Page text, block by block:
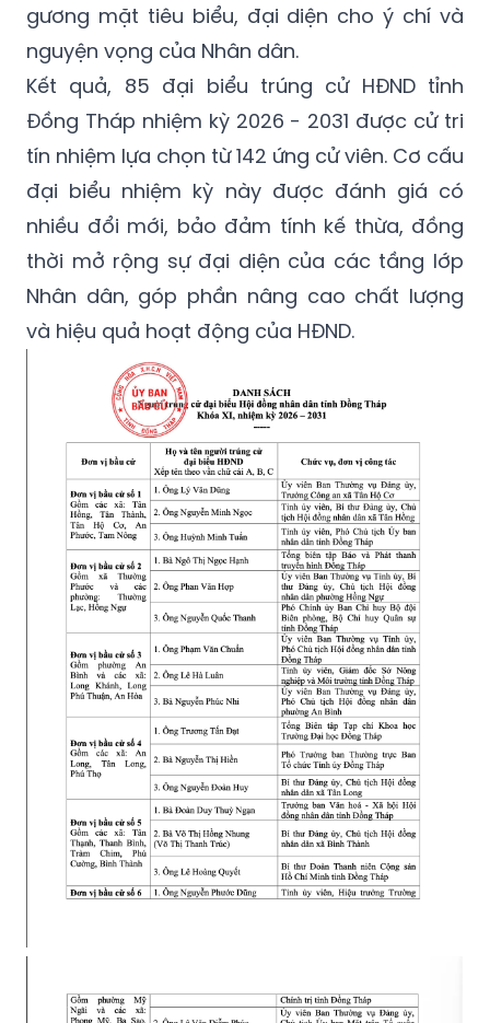
gương mặt tiêu biểu, đại diện cho ý chí và
nguyện vọng của Nhân dân.
Kết quả, 85 đại biểu trúng cử HĐND tỉnh
Đồng Tháp nhiệm kỳ 2026 - 2031 được cử tri
tín nhiệm lựa chọn từ 142 ứng cử viên. Cơ cấu
đại biểu nhiệm kỳ này được đánh giá có
nhiều đổi mới, bảo đảm tính kế thừa, đồng
thời mở rộng sự đại diện của các tầng lớp
Nhân dân, góp phần nâng cao chất lượng
và hiệu quả hoạt động của HĐND.